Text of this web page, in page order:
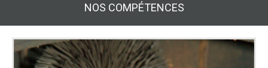
NOS COMPÉTENCES